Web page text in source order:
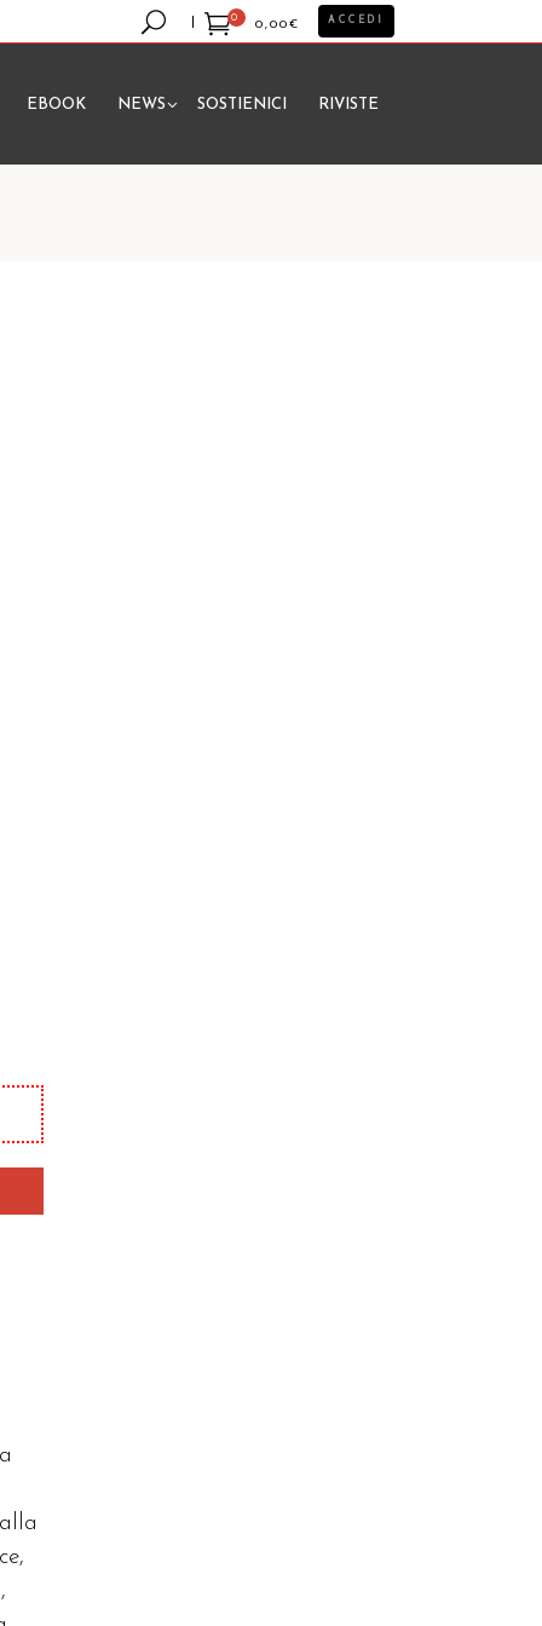
0
0,00€
prodotto nel carrello.
ACCEDI
EBOOK NEWS SOSTIENICI RIVISTE